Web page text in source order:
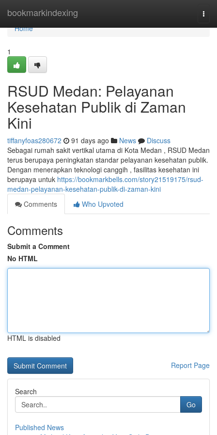
bookmarkindexing
Home
Home
1
RSUD Medan: Pelayanan
Kesehatan Publik di Zaman
Kini
tiffanyfoas280672 91 days ago News
Discuss
Sebagai rumah sakit vertikal utama di Kota Medan , RSUD Medan
terus berupaya peningkatan standar pelayanan kesehatan publik.
Dengan menerapkan teknologi canggih , fasilitas kesehatan ini
berupaya untuk https://bookmarkbells.com/story21519175/rsud-
medan-pelayanan-kesehatan-publik-di-zaman-kini
Comments
Who Upvoted
Comments
Submit a Comment
No HTML
HTML is disabled
Report Page
Search
Go
Published News